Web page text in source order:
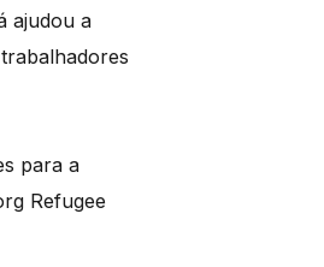
ajudou a
para a
Refugee